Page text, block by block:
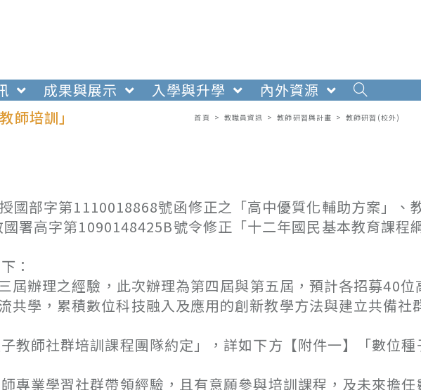
成果與展示 入學與升學
內外資源
師培訓」
首頁 > 教職員資訊 > 教師研習與計畫 > 教師研習(校外)
國部字第1110018868號函修正之「高中優質化輔助方案」、
署高字第1090148425B號令修正「十二年國民基本教育課程
：
理之經驗，此次辦理為第四屆與第五屆，預計各招募40位
共學，累積數位科技融入及應用的創新教學方法與建立共備社
社群培訓課程團隊約定」，詳如下方【附件一】「數位種
學習社群帶領經驗，且有意願參與培訓課程，及未來擔任